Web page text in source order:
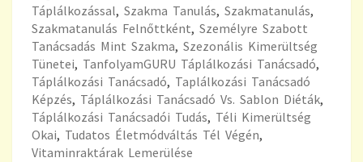
Táplálkozással, Szakma Tanulás, Szakmatanulás,
Szakmatanulás Felnőttként, Személyre Szabott
Tanácsadás Mint Szakma, Szezonális Kimerültség
Tünetei, TanfolyamGURU Táplálkozási Tanácsadó,
Táplálkozási Tanácsadó, Taplálkozási Tanácsadó
Képzés, Táplálkozási Tanácsadó Vs. Sablon Diéták,
Táplálkozási Tanácsadói Tudás, Téli Kimerültség
Okai, Tudatos Életmódváltás Tél Végén,
Vitaminraktárak Lemerülése